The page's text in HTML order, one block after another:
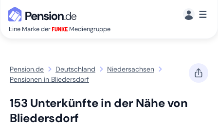
Eine Marke der Mediengruppe
☰
Pension.de Deutschland
Niedersachsen
Pensionen in Bliedersdorf
153 Unterkünfte in der Nähe von
Bliedersdorf